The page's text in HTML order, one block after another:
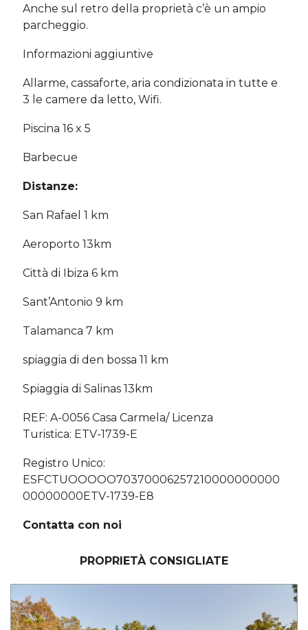
Anche sul retro della proprietà c’è un ampio
parcheggio.
Informazioni aggiuntive
Allarme, cassaforte, aria condizionata in tutte e
3 le camere da letto, Wifi.
Piscina 16 x 5
Barbecue
Distanze:
San Rafael 1 km
Aeroporto 13km
Città di Ibiza 6 km
Sant’Antonio 9 km
Talamanca 7 km
spiaggia di den bossa 11 km
Spiaggia di Salinas 13km
REF: A-0056 Casa Carmela/ Licenza
Turistica: ETV-1739-E
Registro Unico:
ESFCTUOOOOO70370006257210000000000
00000000ETV-1739-E8
Contatta con noi
PROPRIETÀ CONSIGLIATE